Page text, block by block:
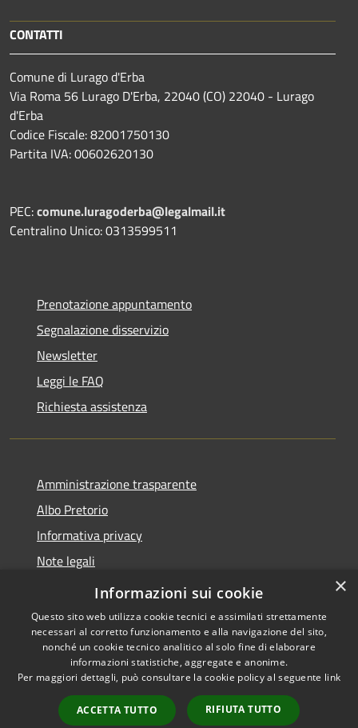
CONTATTI
Comune di Lurago d'Erba
Via Roma 56 Lurago D'Erba, 22040 (CO) 22040 - Lurago
d'Erba
Codice Fiscale: 82001750130
Partita IVA: 00602620130
PEC:comune.luragoderba@legalmail.it
Centralino Unico: 0313599511
Prenotazione appuntamento
Segnalazione disservizio
Newsletter
Leggi le FAQ
Richiesta assistenza
Amministrazione trasparente
Albo Pretorio
Informativa privacy
Note legali
Dichiarazione di accessibilità
Accessibilità
Copyright © 2026 • Comune di
Lurago d'Erba • Powered by
Municipium•
Accesso
×
Informazioni sui cookie
Questo sito web utilizza cookie tecnici e assimilati strettamente
necessari al corretto funzionamento e alla navigazione del sito,
nonché un cookie tecnico analitico al solo fine di elaborare
informazioni statistiche, aggregate e anonime.
Per maggiori dettagli, può consultare la cookie policy al seguente link
ACCETTA TUTTO RIFIUTA TUTTO